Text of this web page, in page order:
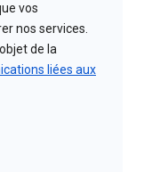
vos
nos services.
de la
liées aux